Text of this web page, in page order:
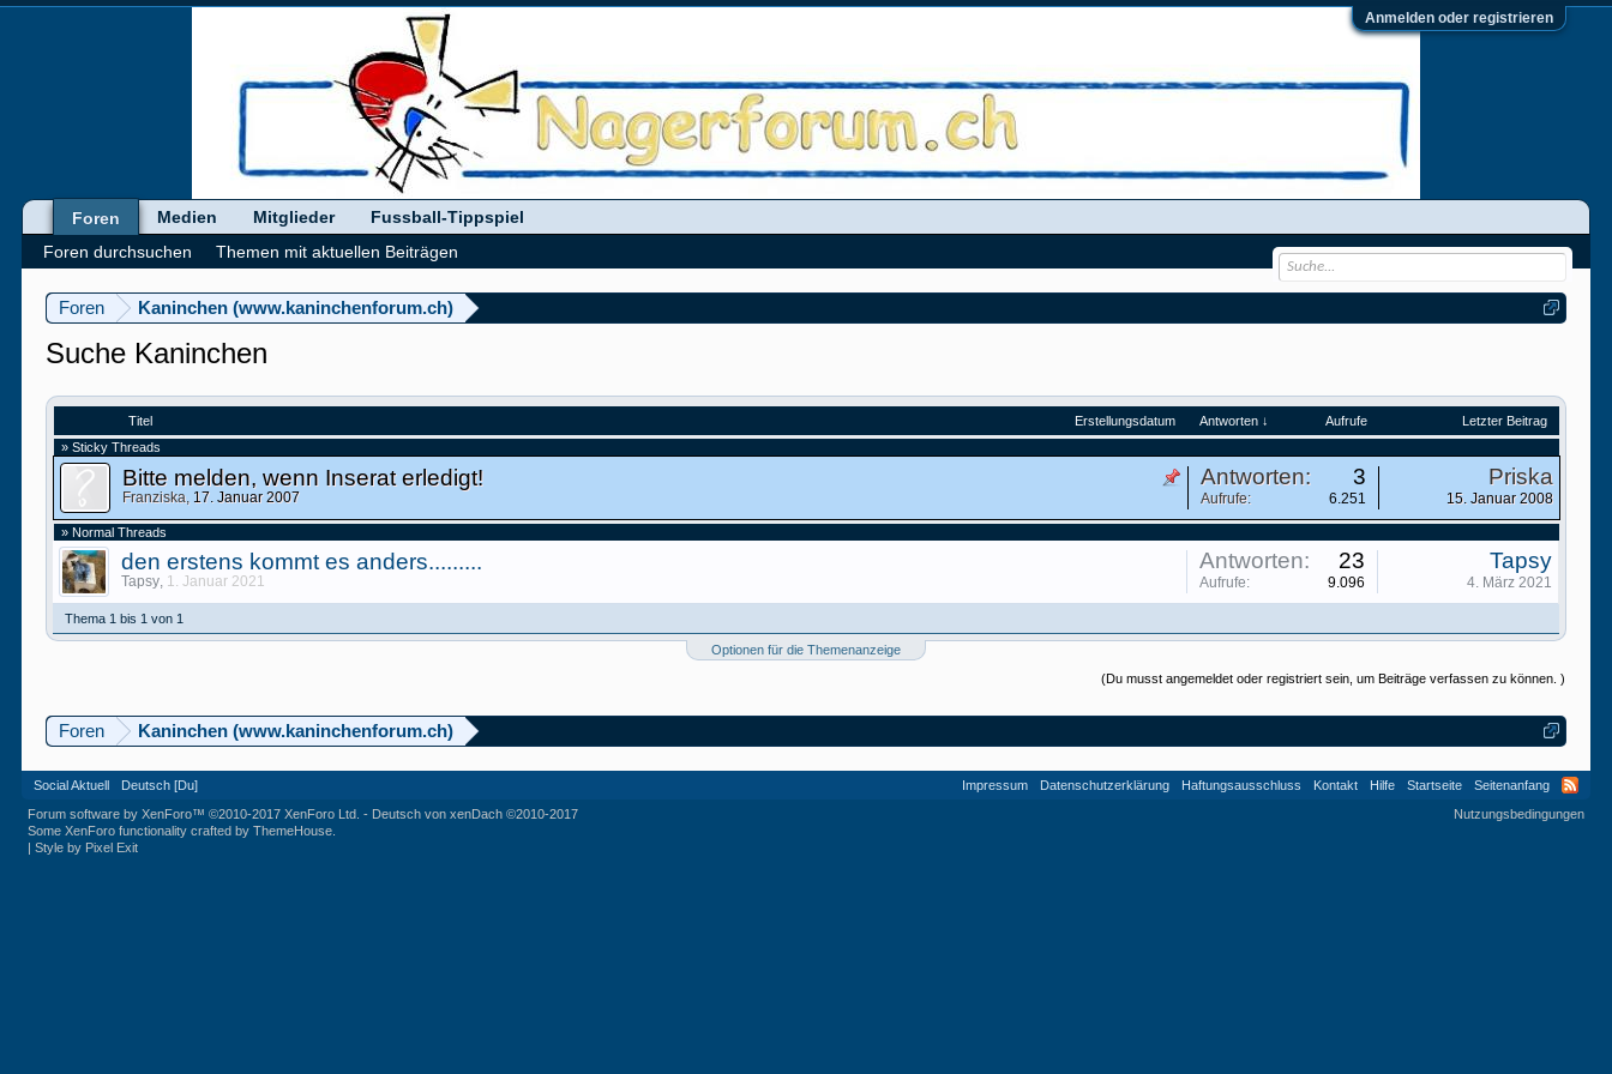
Anmelden oder registrieren
Foren Kaninchen (www.kaninchenforum.ch)
Suche Kaninchen
Titel Erstellungsdatum Antworten ↓ Aufrufe
Letzter Beitrag
» Sticky Threads
Bitte melden, wenn Inserat erledigt!
Franziska, 17. Januar 2007
Antworten: 3
Aufrufe: 6.251
Priska
15. Januar 2008
» Normal Threads
den erstens kommt es anders.........
Tapsy, 1. Januar 2021
Antworten: 23
Aufrufe: 9.096
Tapsy
4. März 2021
Thema 1 bis 1 von 1
Optionen für die Themenanzeige
(Du musst angemeldet oder registriert sein, um Beiträge verfassen zu können. )
Foren Kaninchen (www.kaninchenforum.ch)
Foren
Foren durchsuchen
Themen mit aktuellen Beiträgen
Medien Mitglieder Fussball-Tippspiel
Social Aktuell Deutsch [Du] Impressum Datenschutzerklärung Haftungsausschluss Kontakt Hilfe Startseite
Seitenanfang
Nutzungsbedingungen
Forum software by XenForo™©2010-2017 XenForo Ltd. - Deutsch von xenDach©2010-2017
Some XenForo functionality crafted byThemeHouse
|Style by Pixel Exit